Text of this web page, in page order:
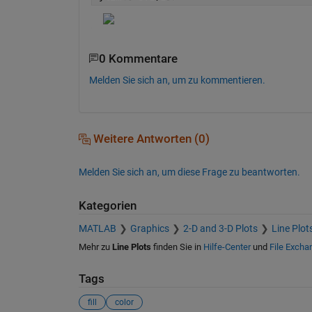
0 Kommentare
Melden Sie sich an, um zu kommentieren.
Weitere Antworten (0)
Melden Sie sich an, um diese Frage zu beantworten.
Kategorien
MATLAB Graphics 2-D and 3-D Plots Line
Mehr zu Line Plots finden Sie in Hilfe-Centerund File
Tags
fill color